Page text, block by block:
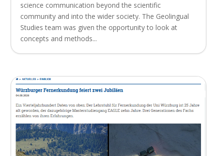
science communication beyond the scientific
community and into the wider society. The Geolingual
Studies team was given the opportunity to look at
concepts and methods...